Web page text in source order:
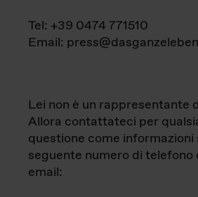
Tel: +39 0474 771510
Email:
Lei non è un rappresentante
Allora contattateci per
questione come
seguente numero di
email: